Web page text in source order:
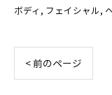
ボディ フェイシャル
< 前のページ